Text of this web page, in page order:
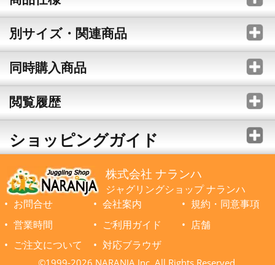
別サイズ・関連商品
同時購入商品
閲覧履歴
ショッピングガイド
株式会社 ナランハ
ジャグリングショップ ナランハ
お問合せ
会社案内
規約・同意事項
営業時間
ご利用ガイド
店舗
ご注文について
対応ブラウザ